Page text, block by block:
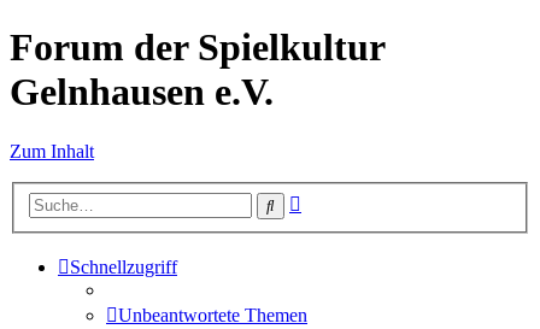
Forum der Spielkultur
Gelnhausen e.V.
Zum Inhalt
Suche
Schnellzugriff
Unbeantwortete Themen